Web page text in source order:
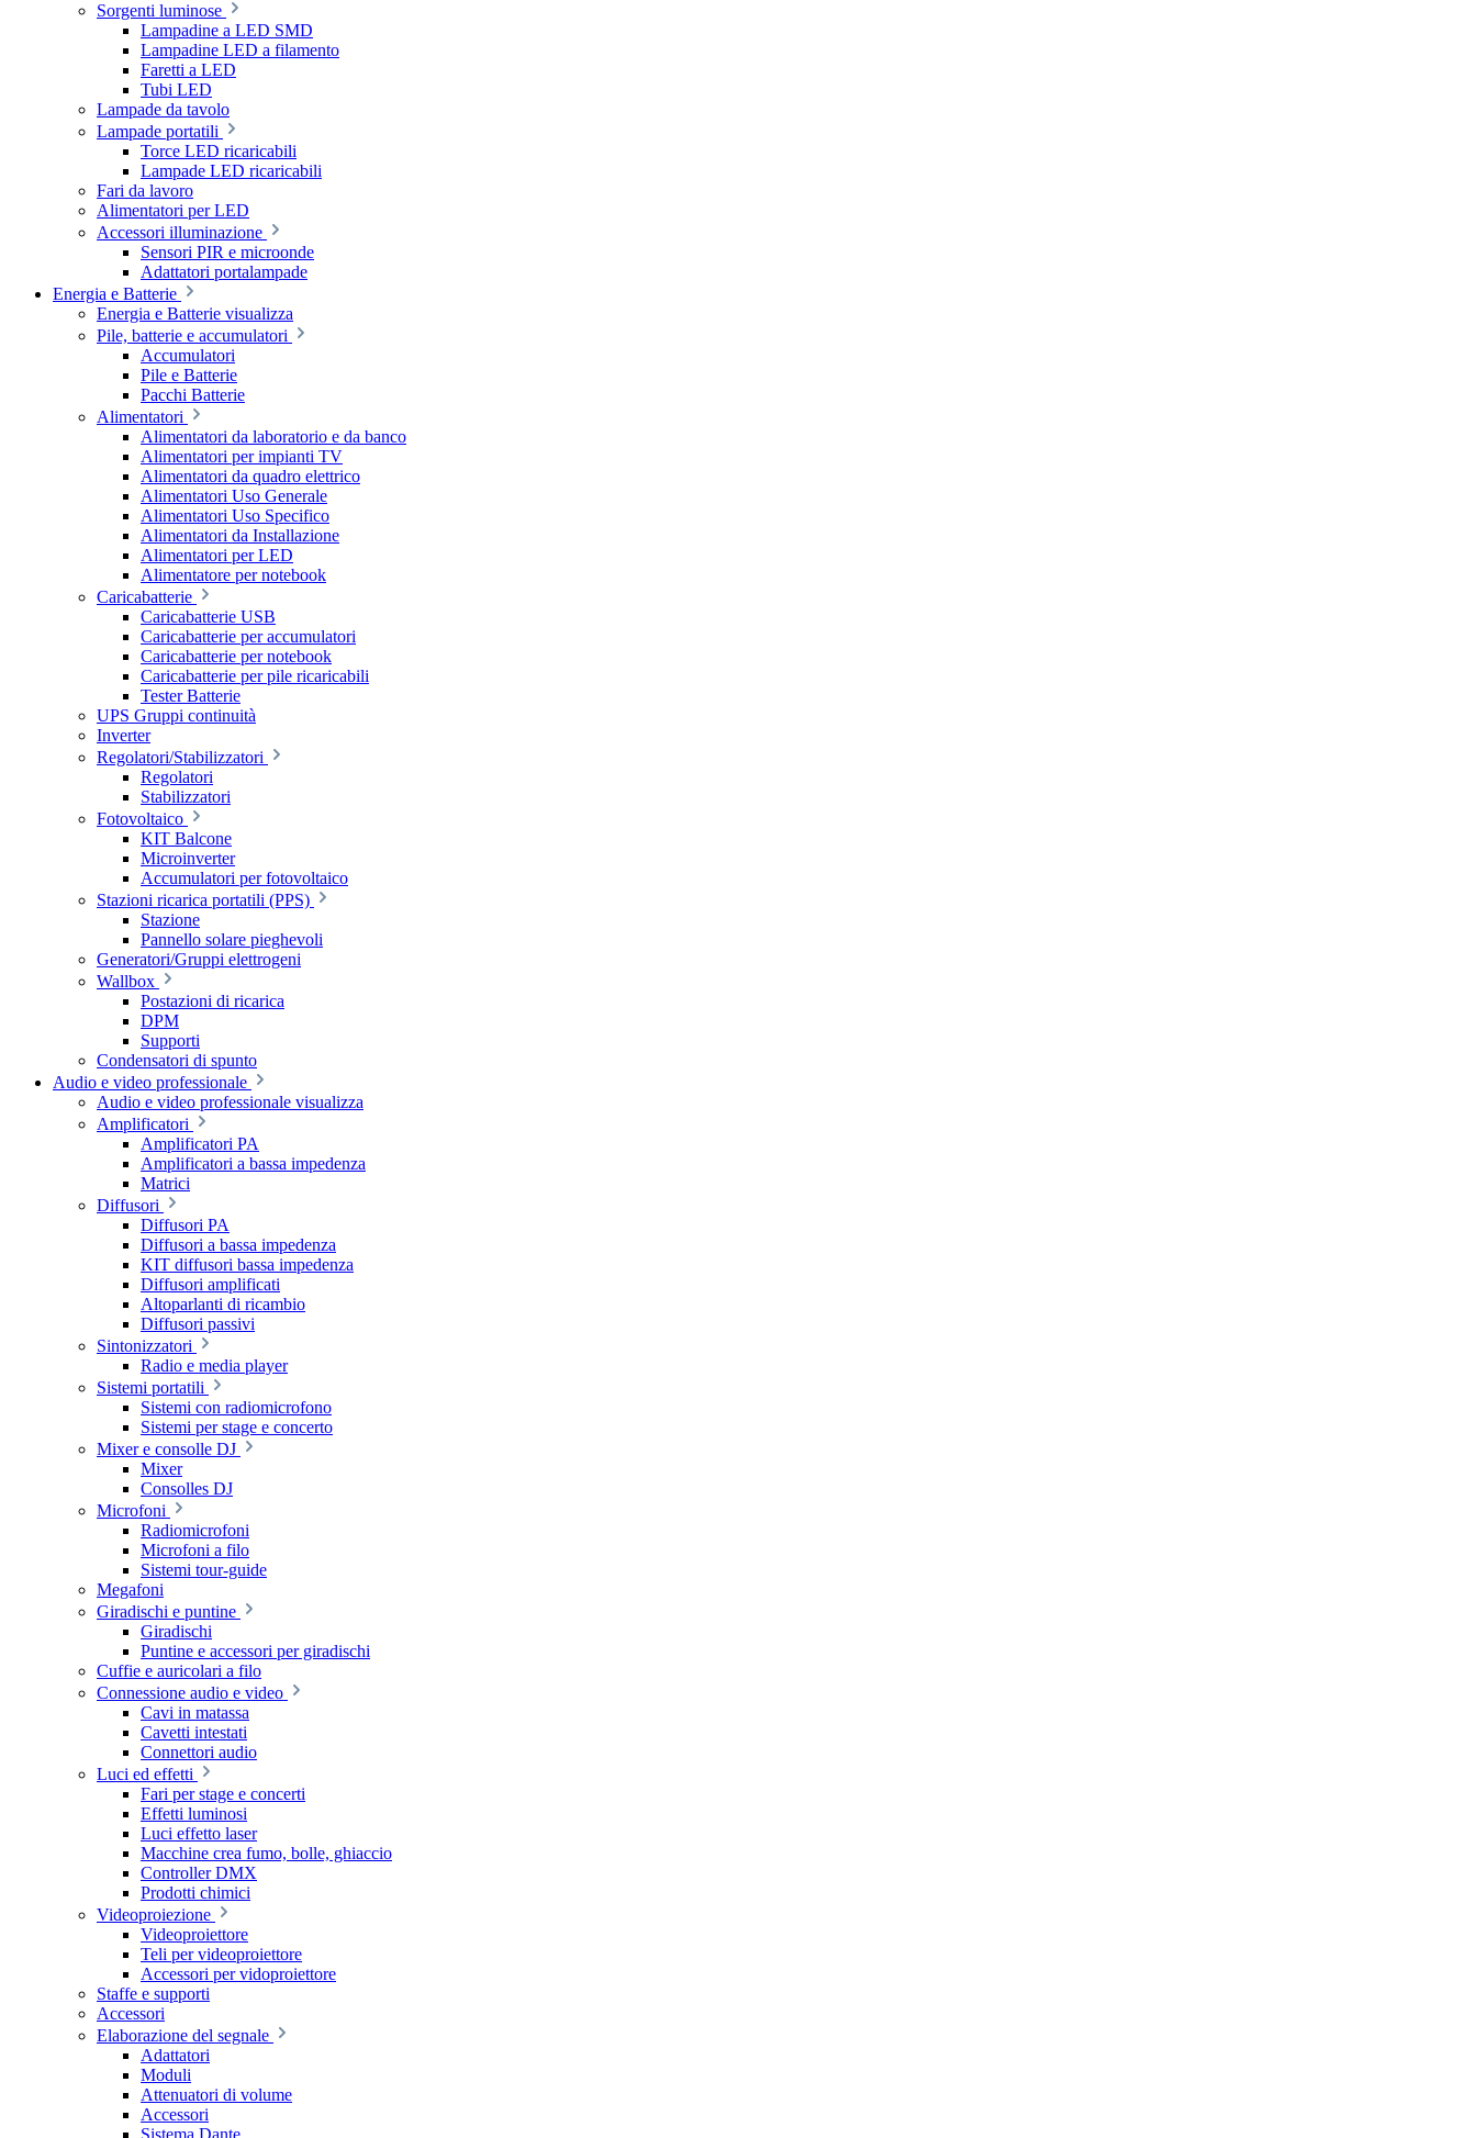
Sorgenti luminose
Lampadine a LED SMD
Lampadine LED a filamento
Faretti a LED
Tubi LED
Lampade da tavolo
Lampade portatili
Torce LED ricaricabili
Lampade LED ricaricabili
Fari da lavoro
Alimentatori per LED
Accessori illuminazione
Sensori PIR e microonde
Adattatori portalampade
Energia e Batterie
Energia e Batterie visualizza
Pile, batterie e accumulatori
Accumulatori
Pile e Batterie
Pacchi Batterie
Alimentatori
Alimentatori da laboratorio e da banco
Alimentatori per impianti TV
Alimentatori da quadro elettrico
Alimentatori Uso Generale
Alimentatori Uso Specifico
Alimentatori da Installazione
Alimentatori per LED
Alimentatore per notebook
Caricabatterie
Caricabatterie USB
Caricabatterie per accumulatori
Caricabatterie per notebook
Caricabatterie per pile ricaricabili
Tester Batterie
UPS Gruppi continuità
Inverter
Regolatori/Stabilizzatori
Regolatori
Stabilizzatori
Fotovoltaico
KIT Balcone
Microinverter
Accumulatori per fotovoltaico
Stazioni ricarica portatili (PPS)
Stazione
Pannello solare pieghevoli
Generatori/Gruppi elettrogeni
Wallbox
Postazioni di ricarica
DPM
Supporti
Condensatori di spunto
Audio e video professionale
Audio e video professionale visualizza
Amplificatori
Amplificatori PA
Amplificatori a bassa impedenza
Matrici
Diffusori
Diffusori PA
Diffusori a bassa impedenza
KIT diffusori bassa impedenza
Diffusori amplificati
Altoparlanti di ricambio
Diffusori passivi
Sintonizzatori
Radio e media player
Sistemi portatili
Sistemi con radiomicrofono
Sistemi per stage e concerto
Mixer e consolle DJ
Mixer
Consolles DJ
Microfoni
Radiomicrofoni
Microfoni a filo
Sistemi tour-guide
Megafoni
Giradischi e puntine
Giradischi
Puntine e accessori per giradischi
Cuffie e auricolari a filo
Connessione audio e video
Cavi in matassa
Cavetti intestati
Connettori audio
Luci ed effetti
Fari per stage e concerti
Effetti luminosi
Luci effetto laser
Macchine crea fumo, bolle, ghiaccio
Controller DMX
Prodotti chimici
Videoproiezione
Videoproiettore
Teli per videoproiettore
Accessori per vidoproiettore
Staffe e supporti
Accessori
Elaborazione del segnale
Adattatori
Moduli
Attenuatori di volume
Accessori
Sistema Dante